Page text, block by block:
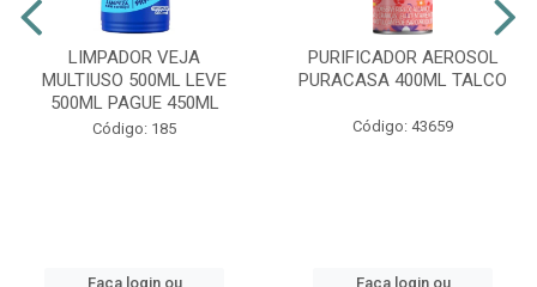
LIMPADOR VEJA
MULTIUSO 500ML LEVE
500ML PAGUE 450ML
Código: 185
Faça login ou
PURIFICADOR AEROSOL
PURACASA 400ML TALCO
Código: 43659
Faça login ou